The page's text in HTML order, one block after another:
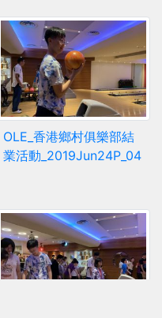
OLE_香港鄉村俱樂部結
業活動_2019Jun24P_04